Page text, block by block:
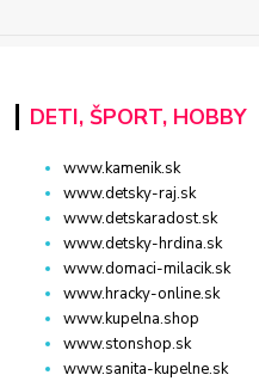
DETI, ŠPORT, HOBBY
www.kamenik.sk
www.detsky-raj.sk
www.detskaradost.sk
www.detsky-hrdina.sk
www.domaci-milacik.sk
www.hracky-online.sk
www.kupelna.shop
www.stonshop.sk
www.sanita-kupelne.sk